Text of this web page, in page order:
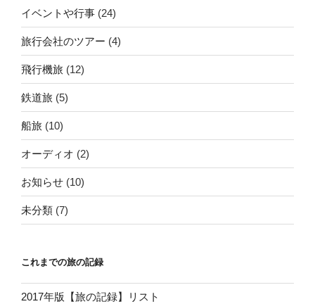
イベントや行事 (24)
旅行会社のツアー (4)
飛行機旅 (12)
鉄道旅 (5)
船旅 (10)
オーディオ (2)
お知らせ (10)
未分類 (7)
これまでの旅の記録
2017年版【旅の記録】リスト